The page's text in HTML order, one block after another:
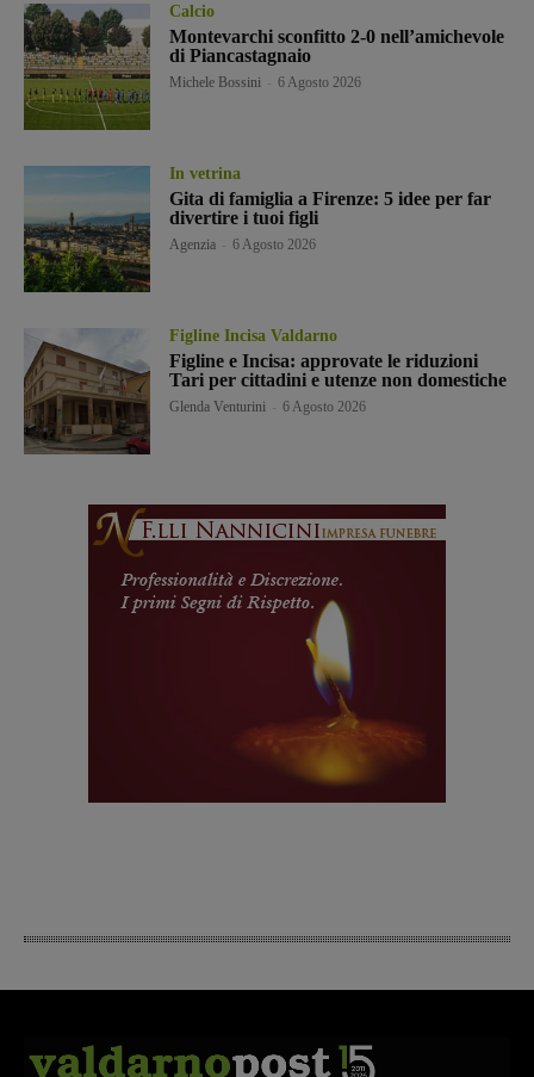
Calcio
Montevarchi sconfitto 2-0 nell’amichevole
di Piancastagnaio
Michele Bossini 6 Agosto 2026
In vetrina
Gita di famiglia a Firenze: 5 idee per far
divertire i tuoi figli
Agenzia 6 Agosto 2026
Figline Incisa Valdarno
Figline e Incisa: approvate le riduzioni
Tari per cittadini e utenze non domestiche
Glenda Venturini 6 Agosto 2026